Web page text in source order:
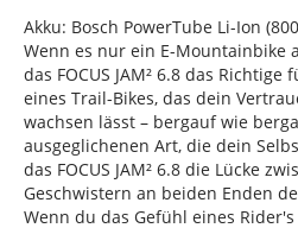
Akku: Bosch PowerTube Li-Ion
Wenn es nur ein E-Mountainbike
das FOCUS JAM² 6.8 das
eines Trail-Bikes, das dein
wachsen lässt – bergauf wie
ausgeglichenen Art, die dein
das FOCUS JAM² 6.8 die Lücke
Geschwistern an beiden Enden
Wenn du das Gefühl eines